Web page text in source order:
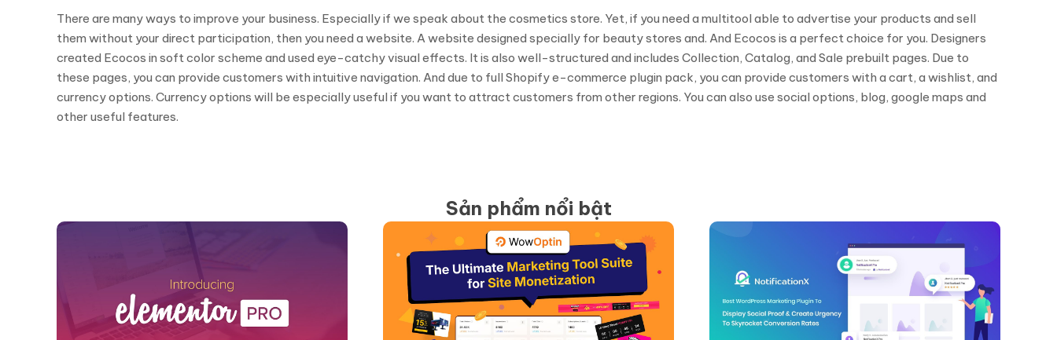
There are many ways to improve your business. Especially if we speak about the cosmetics store. Yet, if you need a multitool able to advertise your products and sell
them without your direct participation, then you need a website. A website designed specially for beauty stores and. And Ecocos is a perfect choice for you. Designers
created Ecocos in soft color scheme and used eye-catchy visual effects. It is also well-structured and includes Collection, Catalog, and Sale prebuilt pages. Due to
these pages, you can provide customers with intuitive navigation. And due to full Shopify e-commerce plugin pack, you can provide customers with a cart, a wishlist, and
currency options. Currency options will be especially useful if you want to attract customers from other regions. You can also use social options, blog, google maps and
other useful features.
Sản phẩm nổi bật